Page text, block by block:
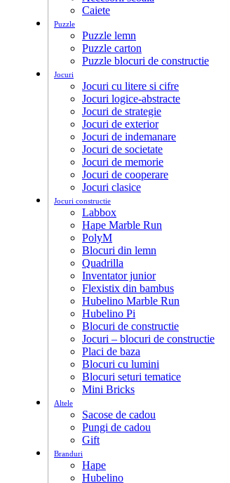
Caiete
Puzzle
Puzzle lemn
Puzzle carton
Puzzle blocuri de constructie
Jocuri
Jocuri cu litere si cifre
Jocuri logice-abstracte
Jocuri de strategie
Jocuri de exterior
Jocuri de indemanare
Jocuri de societate
Jocuri de memorie
Jocuri de cooperare
Jocuri clasice
Jocuri constructie
Labbox
Hape Marble Run
PolyM
Blocuri din lemn
Quadrilla
Inventator junior
Flexistix din bambus
Hubelino Marble Run
Hubelino Pi
Blocuri de constructie
Jocuri – blocuri de constructie
Placi de baza
Blocuri cu lumini
Blocuri seturi tematice
Mini Bricks
Altele
Sacose de cadou
Pungi de cadou
Gift
Branduri
Hape
Hubelino